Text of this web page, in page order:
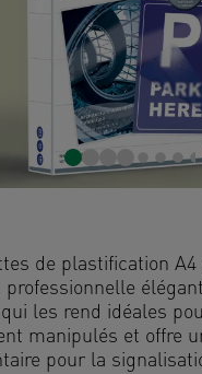
de plastification
professionnelle
les rend idéales
manipulés et offre
pour la